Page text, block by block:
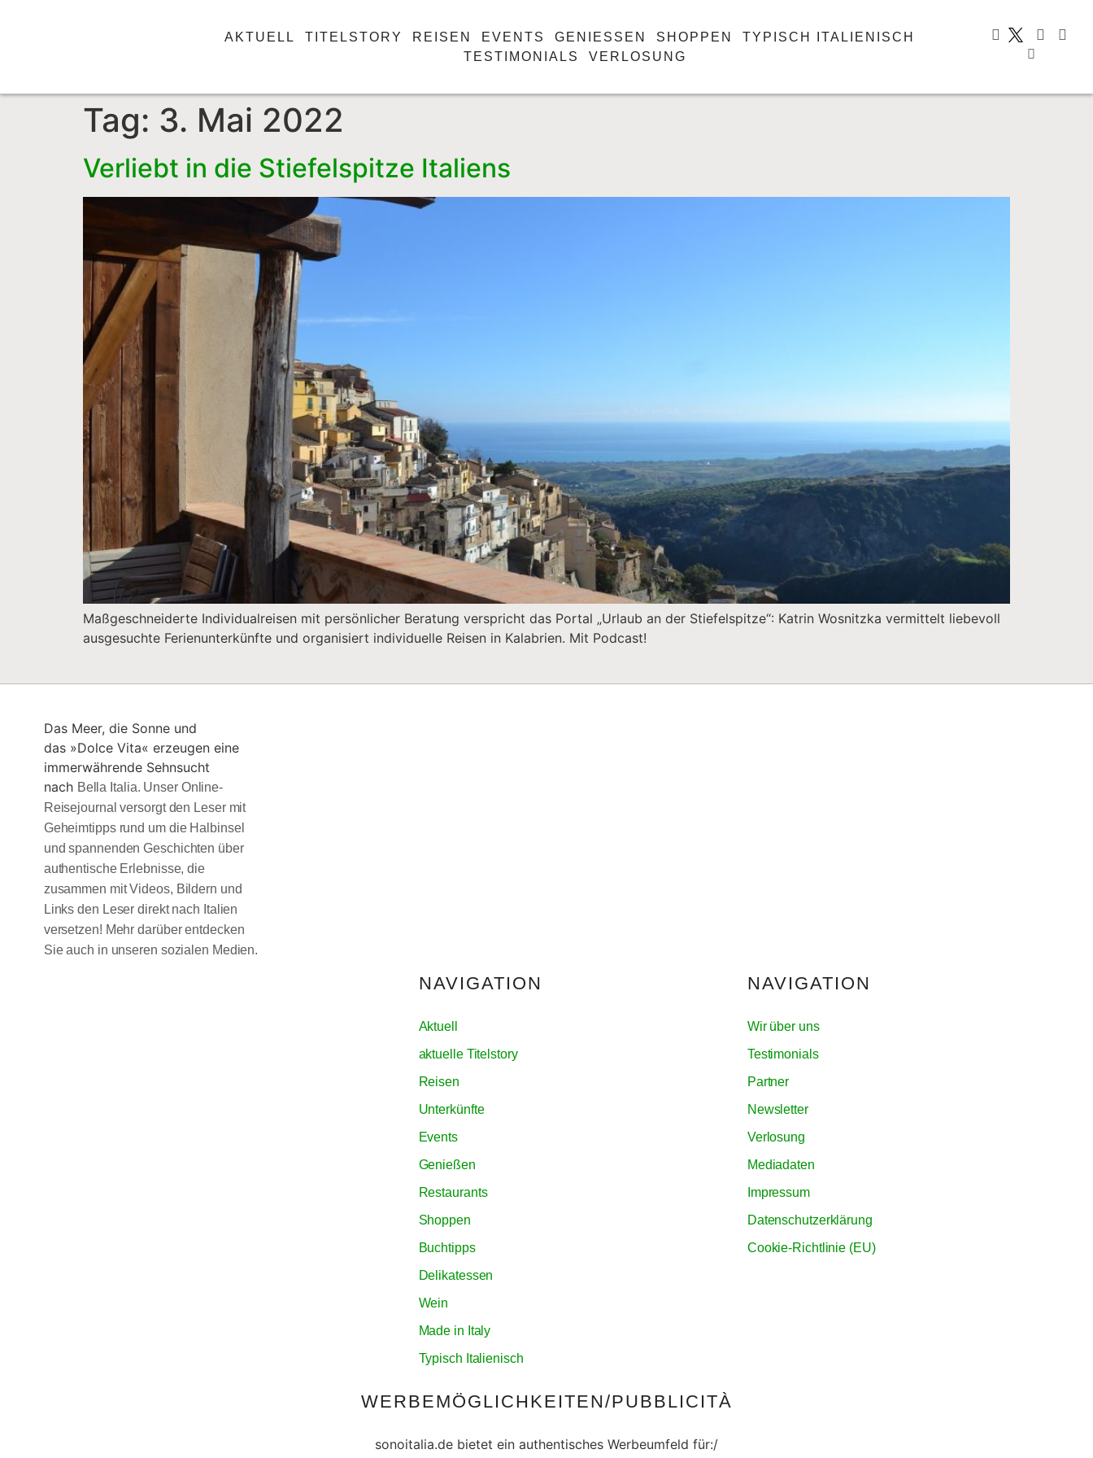
AKTUELL TITELSTORY REISEN EVENTS GENIESSEN SHOPPEN
TYPISCH ITALIENISCH
TESTIMONIALS
VERLOSUNG
Tag: 3. Mai 2022
Verliebt in die Stiefelspitze Italiens
Maßgeschneiderte Individualreisen mit persönlicher Beratung verspricht das Portal „Urlaub an der Stiefelspitze“: Katrin Wosnitzka vermittelt liebevoll
ausgesuchte Ferienunterkünfte und organisiert individuelle Reisen in Kalabrien. Mit Podcast!
Das Meer, die Sonne und
das »Dolce Vita« erzeugen eine
immerwährende Sehnsucht
nach Bella Italia. Unser Online-
Reisejournal versorgt den Leser mit
Geheimtipps rund um die Halbinsel
und spannenden Geschichten über
authentische Erlebnisse, die
zusammen mit Videos, Bildern und
Links den Leser direkt nach Italien
versetzen! Mehr darüber entdecken
Sie auch in unseren sozialen Medien.
NAVIGATION
Aktuell
aktuelle Titelstory
Reisen
Unterkünfte
Events
Genießen
Restaurants
Shoppen
Buchtipps
Delikatessen
Wein
Made in Italy
Typisch Italienisch
NAVIGATION
Wir über uns
Testimonials
Partner
Newsletter
Verlosung
Mediadaten
Impressum
Datenschutzerklärung
Cookie-Richtlinie (EU)
WERBEMÖGLICHKEITEN/PUBBLICITÀ
sonoitalia.de bietet ein authentisches Werbeumfeld für:/